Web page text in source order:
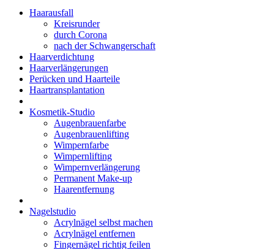
Haarausfall
Kreisrunder
durch Corona
nach der Schwangerschaft
Haarverdichtung
Haarverlängerungen
Perücken und Haarteile
Haartransplantation
Kosmetik-Studio
Augenbrauenfarbe
Augenbrauenlifting
Wimpernfarbe
Wimpernlifting
Wimpernverlängerung
Permanent Make-up
Haarentfernung
Nagelstudio
Acrylnägel selbst machen
Acrylnägel entfernen
Fingernägel richtig feilen